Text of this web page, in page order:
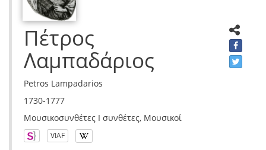
Πέτρος
Λαμπαδάριος
Petros Lampadarios
1730-1777
Μουσικοσυνθέτες I συνθέτες, Μουσικοί
VIAF